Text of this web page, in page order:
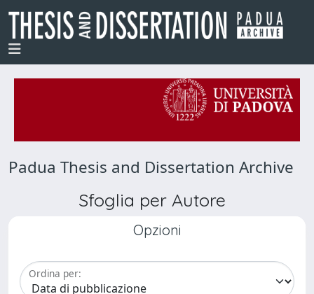
Padua Thesis and Dissertation Archive
Sfoglia per Autore
Opzioni
Ordina per: